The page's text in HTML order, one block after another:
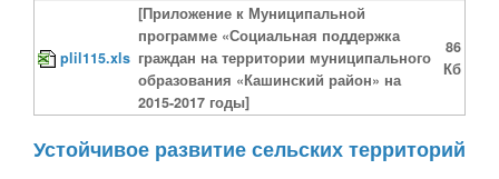
plil115.xls
[Приложение к Муниципальной
программе «Социальная поддержка
граждан на территории муниципального
образования «Кашинский район» на
2015-2017 годы]
86
Кб
Устойчивое развитие сельских территорий